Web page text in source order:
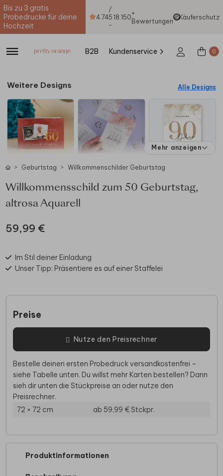
Bis zu 3 gratis
Probedrucke für deine
Hochzeit
4.74
/
5
-
18.150+
Bewertungen
Käuferschutz
B2B Kundenservice 0
Weitere Designs Alle Designs
Mehr anzeigen
Geburtstag Willkommenschilder Geburtstag
Willkommensschild zum 50 Geburtstag,
altrosa Aquarell
59,99 €
Im Stil deiner Einladung
Unser Tipp: Präsentiere es auf einer Staffelei
Preise
Nutze den Preisrechner
Bestelle deinen ersten Probedruck versandkostenfrei –
siehe Tabelle unten. Du willst mehr Karten bestellen? Dann
sieh dir unten die Stückpreise an oder nutze den
Preisrechner.
72 × 72 cm
ab 59,99 €Stckpr.
Produktinformationen